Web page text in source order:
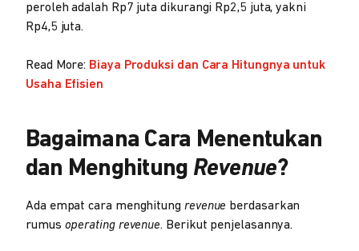
peroleh adalah Rp7 juta dikurangi Rp2,5 juta, yakni
Rp4,5 juta.
Read More: Biaya Produksi dan Cara Hitungnya untuk
Usaha Efisien
Bagaimana Cara Menentukan
dan Menghitung Revenue?
Ada empat cara menghitung revenue berdasarkan
rumus operating revenue. Berikut penjelasannya.